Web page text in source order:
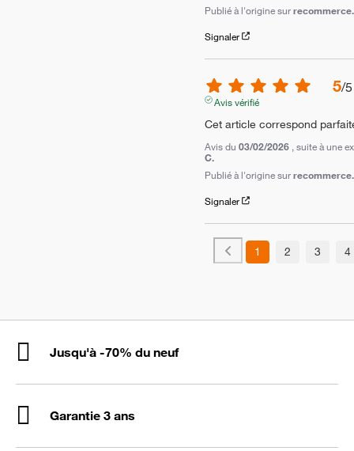
Publié à l'origine sur
Signaler
5/5
Avis vérifié
Cet article correspond
Avis du 03/02/2026 , suite à une
C.
Publié à l'origine sur
Signaler
1 2 3 4
Jusqu'à -70% du neuf
Garantie 3 ans